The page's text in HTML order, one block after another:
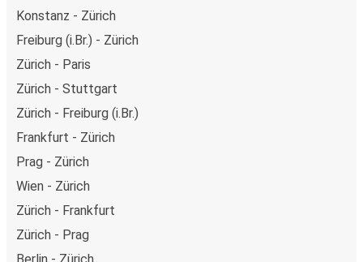
Konstanz - Zürich
Freiburg (i.Br.) - Zürich
Zürich - Paris
Zürich - Stuttgart
Zürich - Freiburg (i.Br.)
Frankfurt - Zürich
Prag - Zürich
Wien - Zürich
Zürich - Frankfurt
Zürich - Prag
Berlin - Zürich